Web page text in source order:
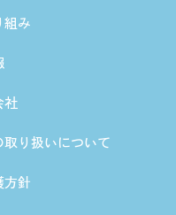
組み
社
り扱いについて
方針